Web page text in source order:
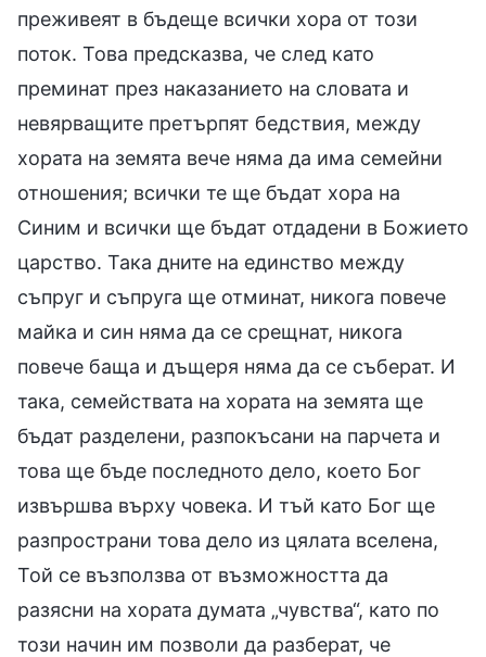
преживеят в бъдеще всички хора от този
поток. Това предсказва, че след като
преминат през наказанието на словата и
невярващите претърпят бедствия, между
хората на земята вече няма да има семейни
отношения; всички те ще бъдат хора на
Синим и всички ще бъдат отдадени в Божието
царство. Така дните на единство между
съпруг и съпруга ще отминат, никога повече
майка и син няма да се срещнат, никога
повече баща и дъщеря няма да се съберат. И
така, семействата на хората на земята ще
бъдат разделени, разпокъсани на парчета и
това ще бъде последното дело, което Бог
извършва върху човека. И тъй като Бог ще
разпространи това дело из цялата вселена,
Той се възползва от възможността да
разясни на хората думата „чувства“, като по
този начин им позволи да разберат, че